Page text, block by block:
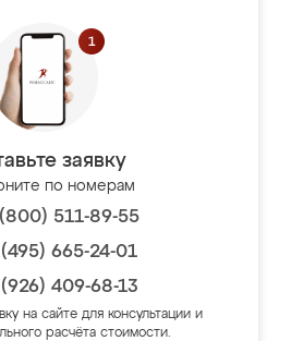
заявку
по номерам
511-89-55
665-24-01
409-68-13
на сайте для консультации и
расчёта стоимости.